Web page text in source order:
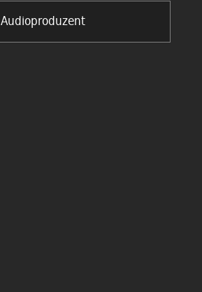
Audioproduzent